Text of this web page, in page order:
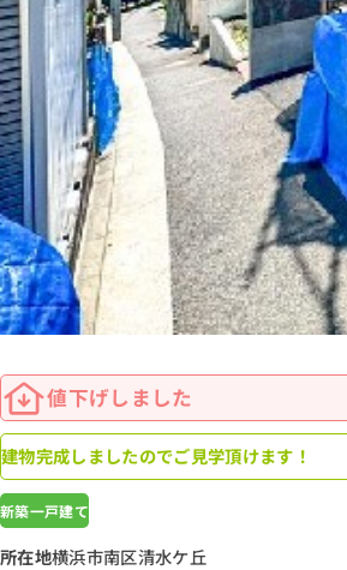
値下げしました
建物完成しましたのでご見学頂けます！
新築一戸建て
所在地横浜市南区清水ケ丘